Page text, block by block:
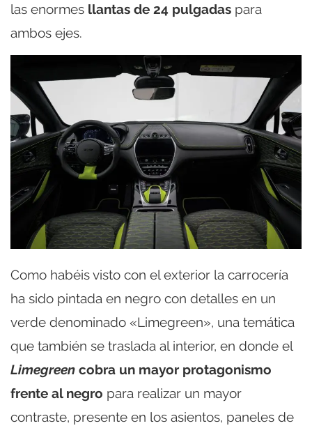
las enormes llantas de 24 pulgadas para
ambos ejes.
Como habéis visto con el exterior la carrocería
ha sido pintada en negro con detalles en un
verde denominado «Limegreen», una temática
que también se traslada al interior, en donde el
Limegreen cobra un mayor protagonismo
frente al negro para realizar un mayor
contraste, presente en los asientos, paneles de